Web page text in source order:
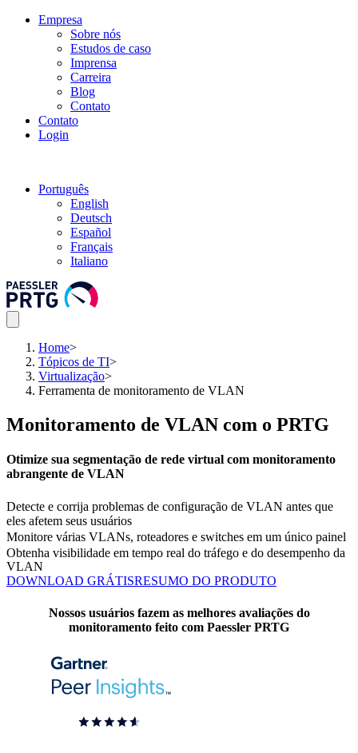
Empresa
Sobre nós
Estudos de caso
Imprensa
Carreira
Blog
Contato
Contato
Login
Português
English
Deutsch
Español
Français
Italiano
Home>
Tópicos de TI>
Virtualização>
Ferramenta de monitoramento de VLAN
Monitoramento de VLAN com o PRTG
Otimize sua segmentação de rede virtual com monitoramento
abrangente de VLAN
Detecte e corrija problemas de configuração de VLAN antes que
eles afetem seus usuários
Monitore várias VLANs, roteadores e switches em um único painel
Obtenha visibilidade em tempo real do tráfego e do desempenho da
VLAN
DOWNLOAD GRÁTISRESUMO DO PRODUTO
Nossos usuários fazem as melhores avaliações do
monitoramento feito com Paessler PRTG